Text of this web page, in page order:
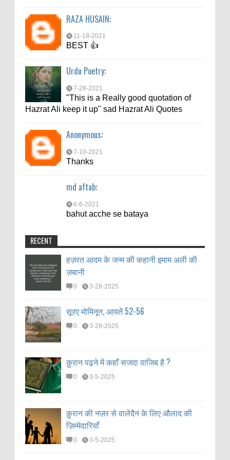
6-6-2021
bahut acche se bataya
RAZA HUSAIN:
11-18-2021
BEST 👍
Urdu Poetry:
7-28-2021
"This is a Really good quotation of
Hazrat Ali keep it up" sad Hazrat Ali Quotes
Anonymous:
7-10-2021
Thanks
md aftab:
6-6-2021
bahut acche se bataya
RECENT
हज़रत आदम के जन्म की कहानी इमाम अली की
ज़बानी
0 3-28-2025
सूरए मोमिनून, आयतें 52-56
0 3-28-2025
क़ुरान पढ़ने में कहाँ सजदा वाजिब है ?
0 3-5-2025
क़ुरान की नज़र से वालेदैन के लिए औलाद की
ज़िम्मेदारियाँ
0 3-5-2025